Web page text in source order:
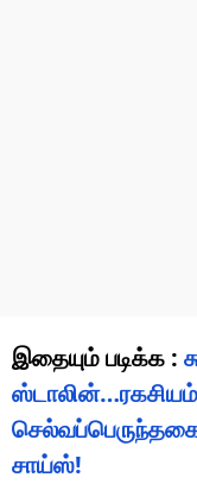
இதையும் படிக்க :
சாய்ஸ்!